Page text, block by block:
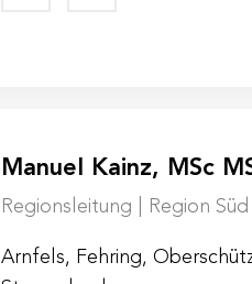
Manuel Kainz, MSc
Regionsleitung | Region Süd
Arnfels, Fehring,